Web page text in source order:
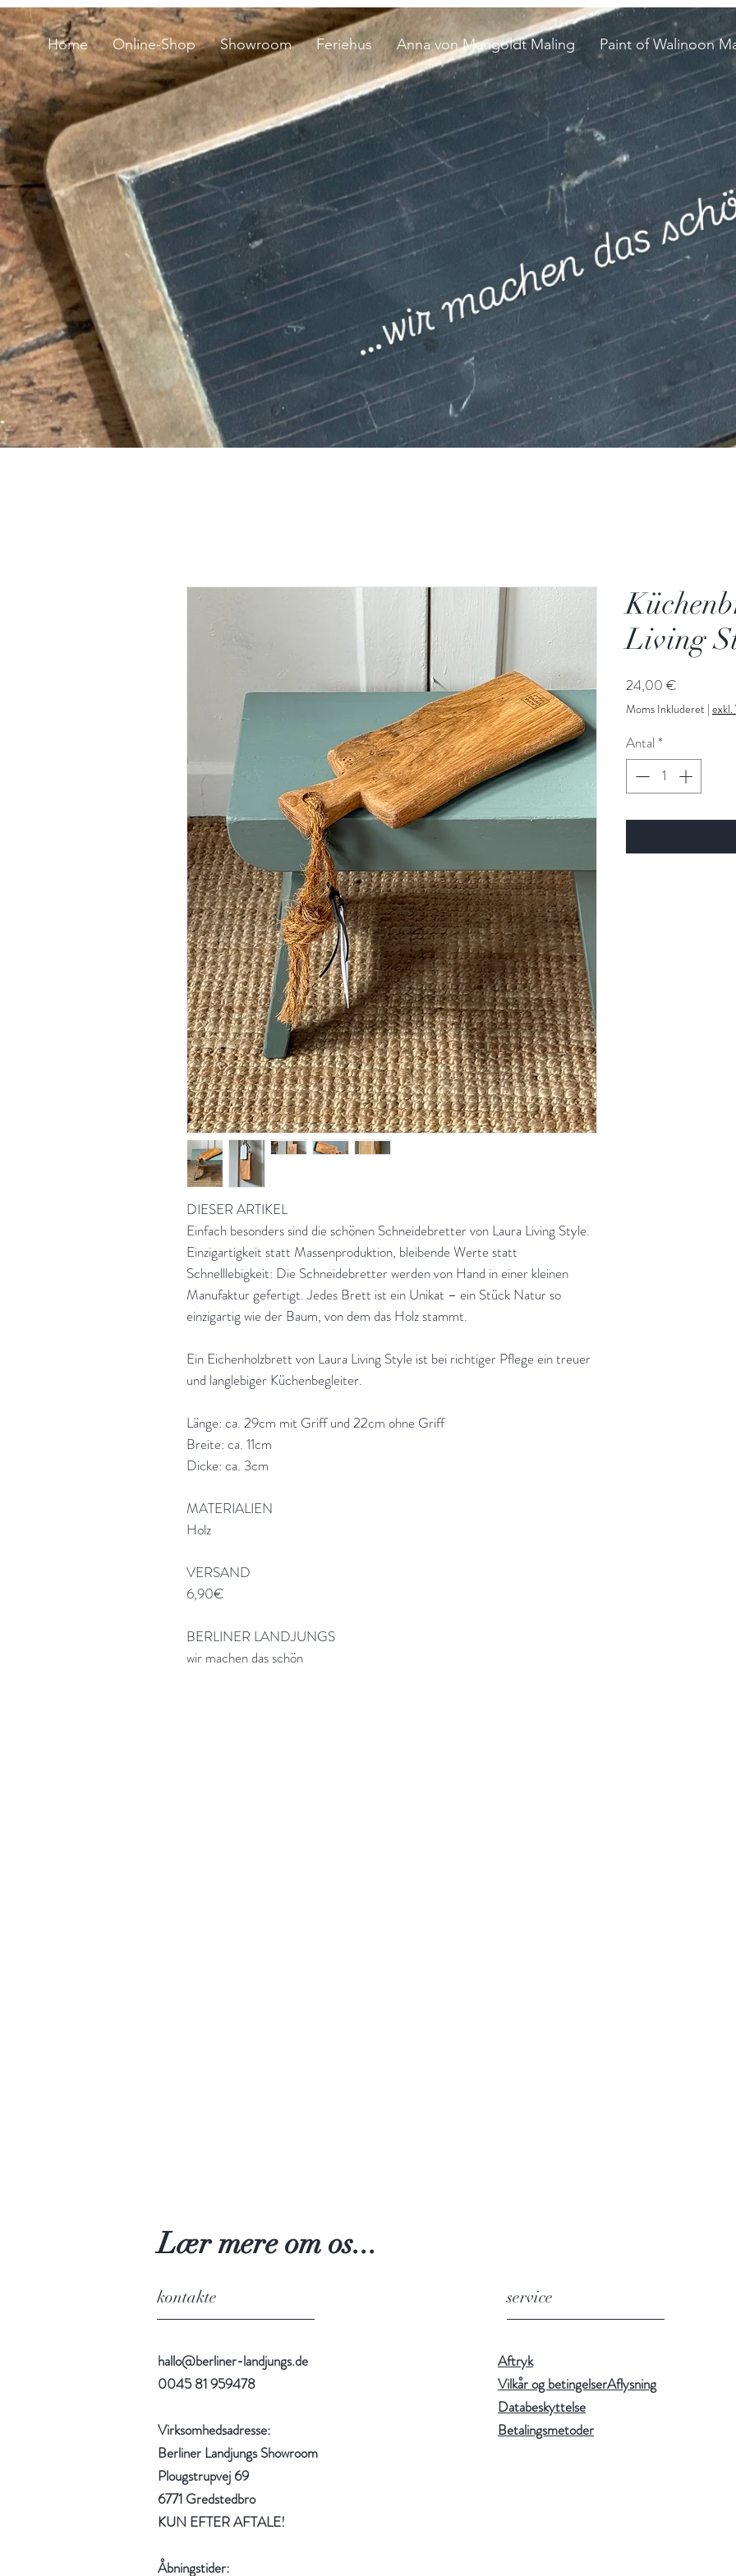
Home Online-Shop Showroom Feriehus Anna von Mangoldt Maling Paint of Walinoon
DIESER ARTIKEL
Einfach besonders sind die schönen Schneidebretter von Laura Living Style.
Einzigartigkeit statt Massenproduktion, bleibende Werte statt
Schnelllebigkeit: Die Schneidebretter werden von Hand in einer kleinen
Manufaktur gefertigt. Jedes Brett ist ein Unikat – ein Stück Natur so
einzigartig wie der Baum, von dem das Holz stammt.
Ein Eichenholzbrett von Laura Living Style ist bei richtiger Pflege ein treuer
und langlebiger Küchenbegleiter.
Länge: ca. 29cm mit Griff und 22cm ohne Griff
Breite: ca. 11cm
Dicke: ca. 3cm
MATERIALIEN
Holz
VERSAND
6,90€
BERLINER LANDJUNGS
wir machen das schön
Living
24,00 €
Moms Inkluderet | exkl.
Antal *
Lær mere om os...
kontakte
hallo@berliner-landjungs.de
0045 81 959478
Virksomhedsadresse:
Berliner Landjungs Showroom
Plougstrupvej 69
6771 Gredstedbro
KUN EFTER AFTALE!
Åbningstider:
service
Aftryk
Vilkår og betingelserAflysning
Databeskyttelse
Betalingsmetoder